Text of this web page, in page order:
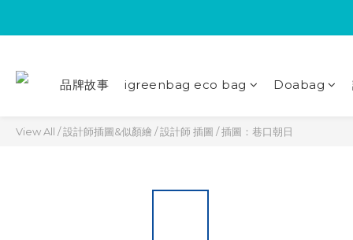
品牌故事 igreenbag eco bag Doabag
View All /設計師插圖&似顏繪 /設計師 插圖 /插圖：巷口朝日